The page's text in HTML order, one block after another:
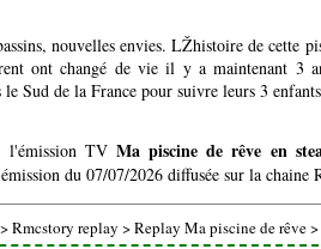
nouvelles envies. LŽhistoire de cette
ont changé de vie il y a maintenant 3
le Sud de la France pour suivre leurs 3
TV Ma piscine de rêve en
du 07/07/2026 diffusée sur la chaine
>Rmcstory replay >Replay Ma piscine de rêve>